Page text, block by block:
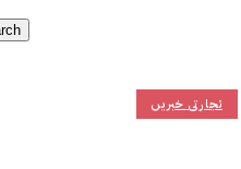
تجارتی خبریں